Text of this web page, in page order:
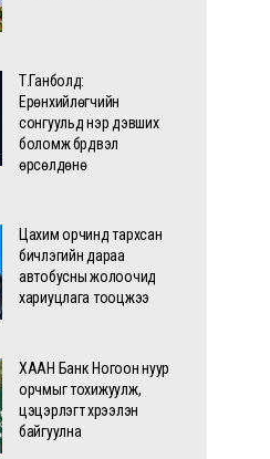
Т.Ганболд:
Ерөнхийлөгчийн
сонгуульд нэр дэвших
боломж бүрдвэл
өрсөлдөнө
Цахим орчинд тархсан
бичлэгийн дараа
автобусны жолоочид
хариуцлага тооцжээ
ХААН Банк Ногоон нуур
орчмыг тохижуулж,
цэцэрлэгт хүрээлэн
байгуулна